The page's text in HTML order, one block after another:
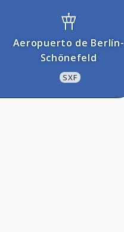
Aeropuerto de Berlí­n-
Schönefeld
SXF